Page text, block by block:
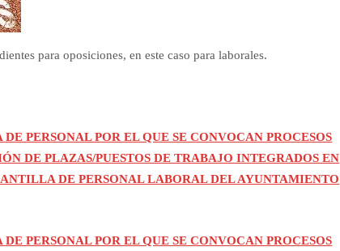
para oposiciones, en este caso para laborales.
PERSONAL POR EL QUE SE CONVOCAN PROCESOS
DE PLAZAS/PUESTOS DE TRABAJO INTEGRADOS EN
DE PERSONAL LABORAL DEL AYUNTAMIENTO
PERSONAL POR EL QUE SE CONVOCAN PROCESOS